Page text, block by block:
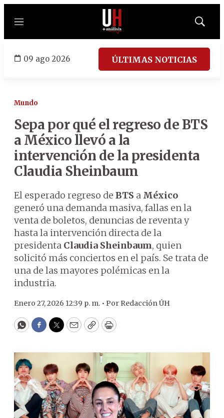
Menú
Mostrar
09 ago 2026 ÚLTIMAS NOTICIAS
Mundo
Sepa por qué el regreso de BTS
a México llevó a la
intervención de la presidenta
Claudia Sheinbaum
El esperado regreso de BTS a México
generó una demanda masiva, fallas en la
venta de boletos, denuncias de reventa y
hasta la intervención directa de la
presidenta Claudia Sheinbaum, quien
solicitó más conciertos en el país. Se trata de
una de las mayores polémicas en la
industria.
Enero 27, 2026 12:39 p. m. • Por Redacción ÚH
WhatsApp
Facebook
Twitter
EmailCopyPrint